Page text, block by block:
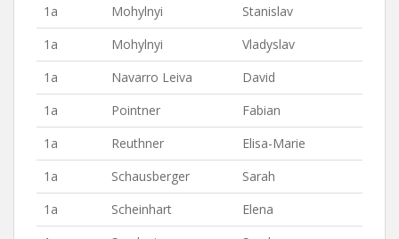
1a
Mohylnyi
Stanislav
1a
Mohylnyi
Vladyslav
1a
Navarro Leiva
David
1a
Pointner
Fabian
1a
Reuthner
Elisa-Marie
1a
Schausberger
Sarah
1a
Scheinhart
Elena